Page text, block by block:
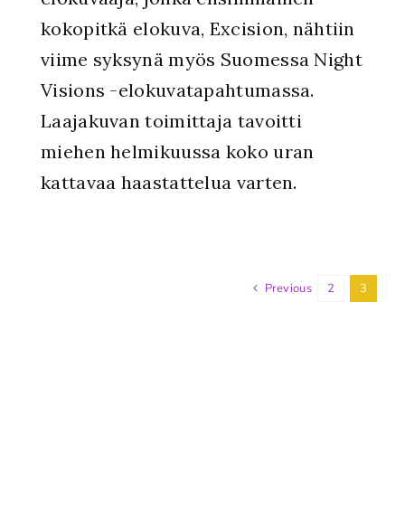
kokopitkä elokuva, Excision, nähtiin
viime syksynä myös Suomessa Night
Visions -elokuvatapahtumassa.
Laajakuvan toimittaja tavoitti
miehen helmikuussa koko uran
kattavaa haastattelua varten.
Previous 2 3